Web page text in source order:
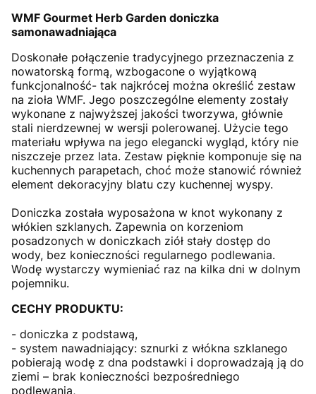
WMF Gourmet Herb Garden doniczka
samonawadniająca
Doskonałe połączenie tradycyjnego przeznaczenia z
nowatorską formą, wzbogacone o wyjątkową
funkcjonalność- tak najkrócej można określić zestaw
na zioła WMF. Jego poszczególne elementy zostały
wykonane z najwyższej jakości tworzywa, głównie
stali nierdzewnej w wersji polerowanej. Użycie tego
materiału wpływa na jego elegancki wygląd, który nie
niszczeje przez lata. Zestaw pięknie komponuje się na
kuchennych parapetach, choć może stanowić również
element dekoracyjny blatu czy kuchennej wyspy.
Doniczka została wyposażona w knot wykonany z
włókien szklanych. Zapewnia on korzeniom
posadzonych w doniczkach ziół stały dostęp do
wody, bez konieczności regularnego podlewania.
Wodę wystarczy wymieniać raz na kilka dni w dolnym
pojemniku.
CECHY PRODUKTU:
- doniczka z podstawą,
- system nawadniający: sznurki z włókna szklanego
pobierają wodę z dna podstawki i doprowadzają ją do
ziemi – brak konieczności bezpośredniego
podlewania,